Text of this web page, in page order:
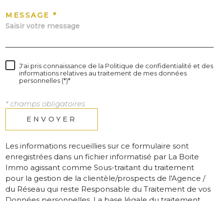
MESSAGE *
J'ai pris connaissance de la Politique de confidentialité et des
informations relatives au traitement de mes données
personnelles (*)*
* champs obligatoires
ENVOYER
Les informations recueillies sur ce formulaire sont
enregistrées dans un fichier informatisé par La Boite
Immo agissant comme Sous-traitant du traitement
pour la gestion de la clientèle/prospects de l'Agence /
du Réseau qui reste Responsable du Traitement de vos